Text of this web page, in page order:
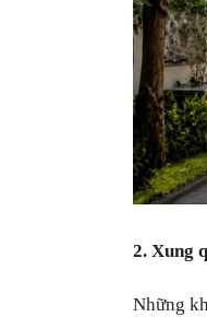
2. Xung
Những